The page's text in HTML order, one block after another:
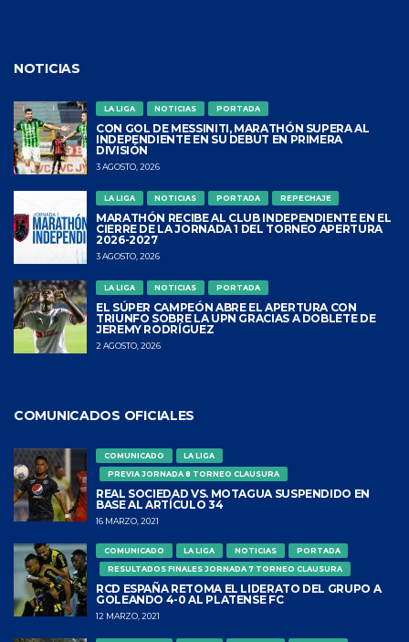
NOTICIAS
LA LIGA NOTICIAS PORTADA
CON GOL DE MESSINITI, MARATHÓN SUPERA AL
INDEPENDIENTE EN SU DEBUT EN PRIMERA
DIVISIÓN
3 AGOSTO, 2026
LA LIGA NOTICIAS PORTADA REPECHAJE
MARATHÓN RECIBE AL CLUB INDEPENDIENTE EN EL
CIERRE DE LA JORNADA 1 DEL TORNEO APERTURA
2026-2027
3 AGOSTO, 2026
LA LIGA NOTICIAS PORTADA
EL SÚPER CAMPEÓN ABRE EL APERTURA CON
TRIUNFO SOBRE LA UPN GRACIAS A DOBLETE DE
JEREMY RODRÍGUEZ
2 AGOSTO, 2026
COMUNICADOS OFICIALES
COMUNICADO
LA LIGA
PREVIA JORNADA 8 TORNEO CLAUSURA
REAL SOCIEDAD VS. MOTAGUA SUSPENDIDO EN
BASE AL ARTÍCULO 34
16 MARZO, 2021
COMUNICADO LA LIGA NOTICIAS
PORTADA
RESULTADOS FINALES JORNADA 7 TORNEO CLAUSURA
RCD ESPAÑA RETOMA EL LIDERATO DEL GRUPO A
GOLEANDO 4-0 AL PLATENSE FC
12 MARZO, 2021